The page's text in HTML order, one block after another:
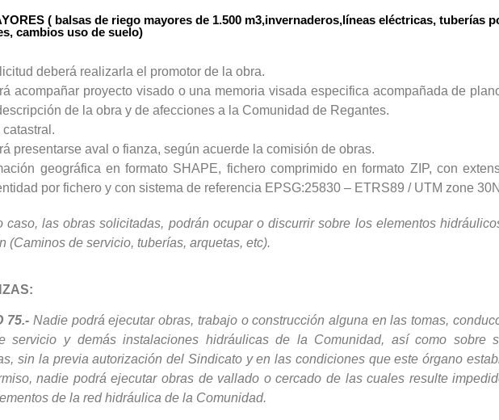
( balsas de riego mayores de 1.500 m3,invernaderos,líneas eléctricas, tuberías
cambios uso de suelo)
deberá realizarla el promotor de la obra.
acompañar proyecto visado o una memoria visada especifica acompañada de
de la obra y de afecciones a la Comunidad de Regantes.
catastral.
presentarse aval o fianza, según acuerde la comisión de obras.
geográfica en formato SHAPE, fichero comprimido en formato ZIP, con
por fichero y con sistema de referencia EPSG:25830 – ETRS89 / UTM zone
caso, las obras solicitadas, podrán ocupar o discurrir sobre los elementos
(Caminos de servicio, tuberías, arquetas, etc).
75.- Nadie podrá ejecutar obras, trabajo o construcción alguna en las tomas,
servicio y demás instalaciones hidráulicas de la Comunidad, así como sobre
sin la previa autorización del Sindicato y en las condiciones que este órgano
nadie podrá ejecutar obras de vallado o cercado de las cuales resulte
de la red hidráulica de la Comunidad.